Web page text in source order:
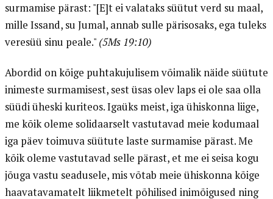
surmamise pärast: "[E]t ei valataks süütut verd su maal,
mille Issand, su Jumal, annab sulle pärisosaks, ega tuleks
veresüü sinu peale." (5Ms 19:10)
Abordid on kõige puhtakujulisem võimalik näide süütute
inimeste surmamisest, sest üsas olev laps ei ole saa olla
süüdi üheski kuriteos. Igaüks meist, iga ühiskonna liige,
me kõik oleme solidaarselt vastutavad meie kodumaal
iga päev toimuva süütute laste surmamise pärast. Me
kõik oleme vastutavad selle pärast, et me ei seisa kogu
jõuga vastu seadusele, mis võtab meie ühiskonna kõige
haavatavamatelt liikmetelt põhilised inimõigused ning